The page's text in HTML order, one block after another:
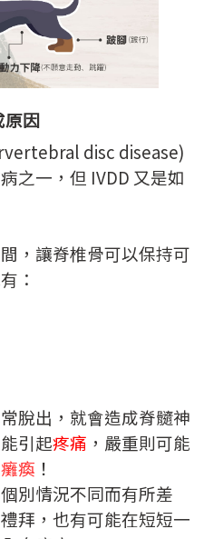
因
disc disease)
之一，但 IVDD 又是如
，讓脊椎骨可以保持可
：
脫出，就會造成脊髓神
引起疼痛 ，嚴重則可能
癱瘓 ！
別情況不同而有所差
拜，也有可能在短短一